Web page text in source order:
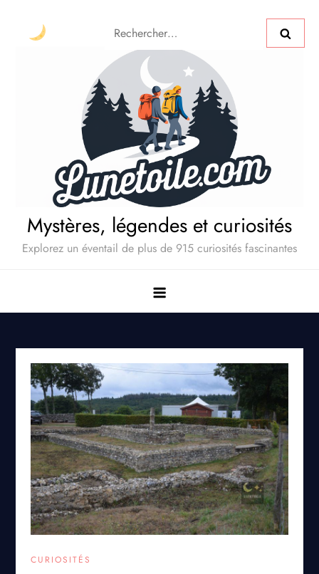
Mystères, légendes et curiosités
Explorez un éventail de plus de 915 curiosités fascinantes
CURIOSITÉS